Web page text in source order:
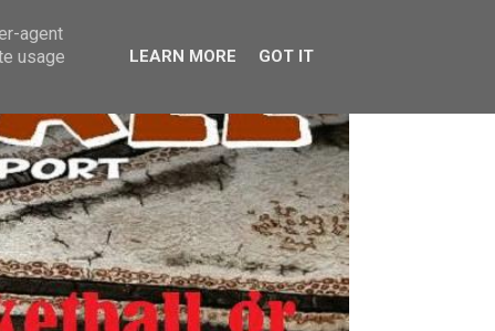
akadimiesbasket.gr
agent
usage
LEARN MORE GOT IT